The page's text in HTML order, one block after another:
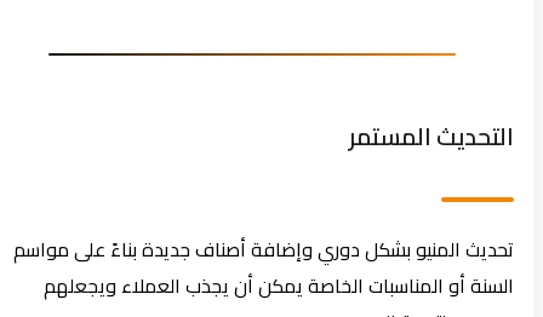
التحديث المستمر
تحديث المنيو بشكل دوري وإضافة أصناف جديدة بناءً على مواسم
السنة أو المناسبات الخاصة يمكن أن يجذب العملاء ويجعلهم